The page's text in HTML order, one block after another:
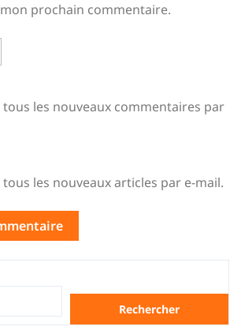
prochain commentaire.
tous les nouveaux commentaires par
les nouveaux articles par e-mail.
Rechercher